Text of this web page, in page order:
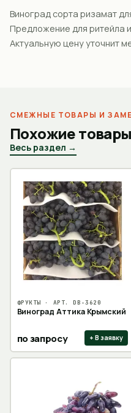
Виноград сорта ризамат
Предложение для ритейла
Актуальную цену уточнит
СМЕЖНЫЕ ТОВАРЫ И
Похожие
Весь раздел →
ФРУКТЫ · АРТ.DB-3620
Виноград Аттика Крымский
по запросу + В заявку